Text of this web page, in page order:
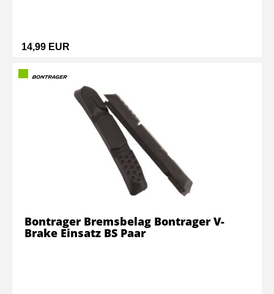
14,99 EUR
Bontrager Bremsbelag Bontrager V-
Brake Einsatz BS Paar